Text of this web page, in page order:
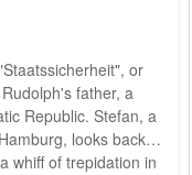
or
father, a
Republic. Stefan, a
looks back
whiff of trepidation in